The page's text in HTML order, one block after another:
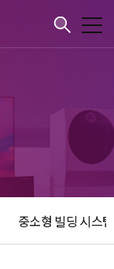
중소형 빌딩 시스템